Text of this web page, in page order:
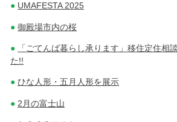
UMAFESTA 2025
御殿場市内の桜
「ごてんば暮らし承ります」移住定住相
た!!
ひな人形・五月人形を展示
2月の富士山